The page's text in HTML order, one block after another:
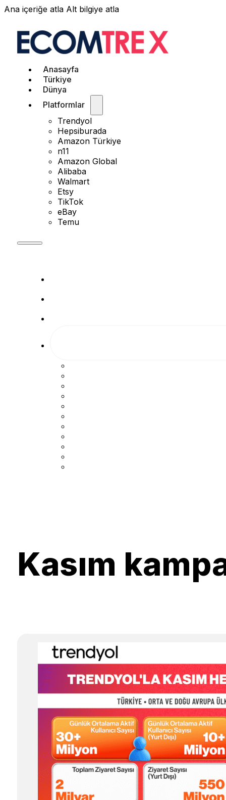
Ana içeriğe atla Alt bilgiye atla
Anasayfa
Türkiye
Dünya
Platformlar
Trendyol
Hepsiburada
Amazon Türkiye
n11
Amazon Global
Alibaba
Walmart
Etsy
TikTok
eBay
Temu
Kasım